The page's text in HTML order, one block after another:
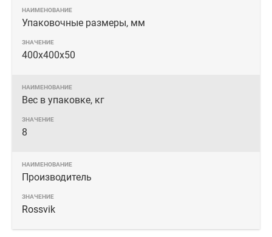
Упаковочные размеры, мм
400х400х50
Вес в упаковке, кг
8
Производитель
Rossvik